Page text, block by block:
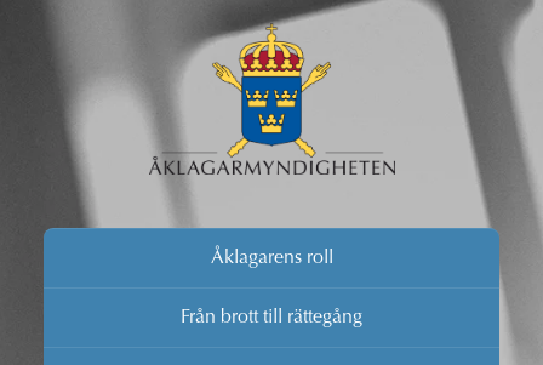
Åklagarens roll
Från brott till rättegång